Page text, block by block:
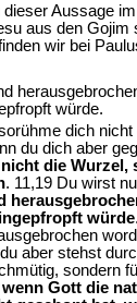
Aussage
aus den Gojim
wir bei
würde.
dich nicht
du dich aber
die Wurzel,
. 11,19 Du wirst
würde
aber stehst
sondern
wenn Gott die